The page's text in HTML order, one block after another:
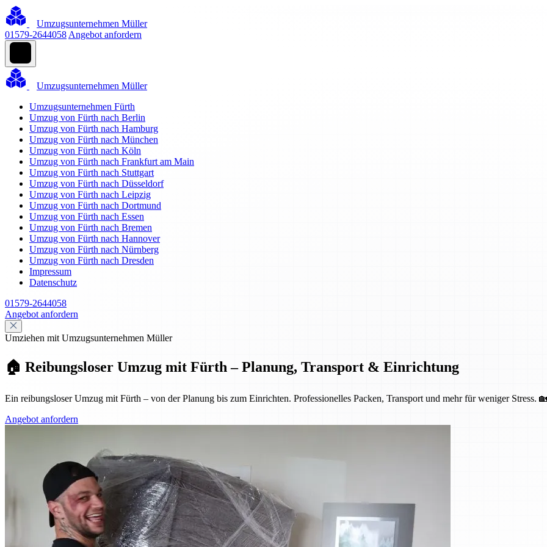
Umzugsunternehmen Müller
01579-2644058 Angebot anfordern
Umzugsunternehmen Müller
Umzugsunternehmen Fürth
Umzug von Fürth nach Berlin
Umzug von Fürth nach Hamburg
Umzug von Fürth nach München
Umzug von Fürth nach Köln
Umzug von Fürth nach Frankfurt am Main
Umzug von Fürth nach Stuttgart
Umzug von Fürth nach Düsseldorf
Umzug von Fürth nach Leipzig
Umzug von Fürth nach Dortmund
Umzug von Fürth nach Essen
Umzug von Fürth nach Bremen
Umzug von Fürth nach Hannover
Umzug von Fürth nach Nürnberg
Umzug von Fürth nach Dresden
Impressum
Datenschutz
01579-2644058
Angebot anfordern
Umziehen mit Umzugsunternehmen Müller
🏠 Reibungsloser Umzug mit Fürth – Planung, Transport & Einrichtung
Ein reibungsloser Umzug mit Fürth – von der Planung bis zum Einrichten. Professionelles Packen, Transport und mehr für weniger Stress.
Angebot anfordern